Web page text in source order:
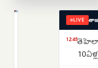
LIVE
12:45